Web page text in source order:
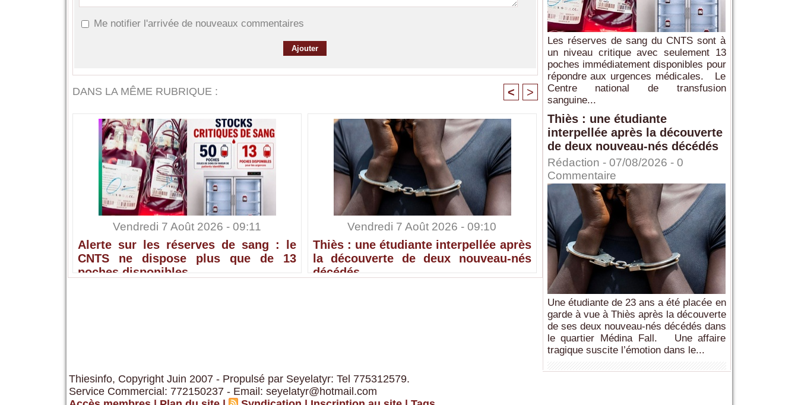
Me notifier l'arrivée de nouveaux commentaires
DANS LA MÊME RUBRIQUE : < >
Vendredi 7 Août 2026 - 09:11
Alerte sur les réserves de sang : le
CNTS ne dispose plus que de 13
poches disponibles
Vendredi 7 Août 2026 - 09:10
Thiès : une étudiante interpellée après
la découverte de deux nouveau-nés
décédés
Les réserves de sang du CNTS sont à
un niveau critique avec seulement 13
poches immédiatement disponibles pour
répondre aux urgences médicales. Le
Centre national de transfusion
sanguine...
Thiès : une étudiante
interpellée après la découverte
de deux nouveau-nés décédés
Rédaction - 07/08/2026 - 0
Commentaire
Une étudiante de 23 ans a été placée en
garde à vue à Thiès après la découverte
de ses deux nouveau-nés décédés dans
le quartier Médina Fall. Une affaire
tragique suscite l’émotion dans le...
Thiesinfo, Copyright Juin 2007 - Propulsé par Seyelatyr: Tel 775312579.
Service Commercial: 772150237 - Email: seyelatyr@hotmail.com